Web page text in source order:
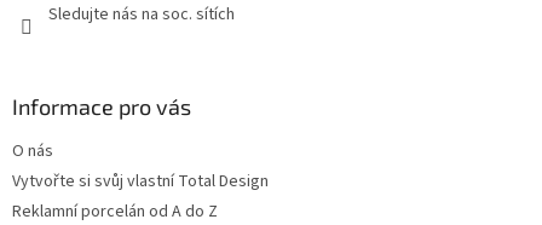
Sledujte nás na soc. sítích
Informace pro vás
O nás
Vytvořte si svůj vlastní Total Design
Reklamní porcelán od A do Z